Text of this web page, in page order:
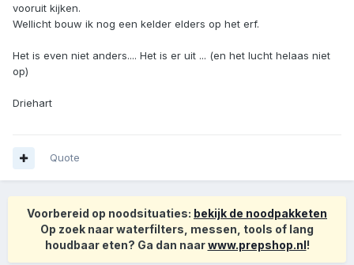
vooruit kijken.
Wellicht bouw ik nog een kelder elders op het erf.
Het is even niet anders.... Het is er uit ... (en het lucht helaas niet
op)
Driehart
Quote
Voorbereid op noodsituaties: bekijk de noodpakketen
Op zoek naar waterfilters, messen, tools of lang
houdbaar eten? Ga dan naarwww.prepshop.nl!